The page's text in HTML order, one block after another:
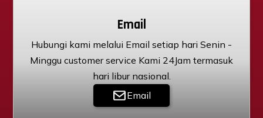
Email
Hubungi kami melalui Email setiap hari Senin -
Minggu customer service Kami 24Jam termasuk
hari libur nasional.
Email